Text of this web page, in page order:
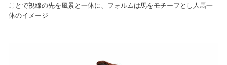
ことで視線の先を風景と一体に、フォルムは馬をモチーフとし人馬一
体のイメージ